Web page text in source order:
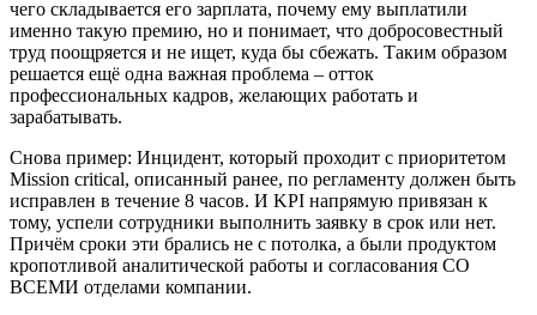
чего складывается его зарплата, почему ему выплатили
именно такую премию, но и понимает, что добросовестный
труд поощряется и не ищет, куда бы сбежать. Таким образом
решается ещё одна важная проблема – отток
профессиональных кадров, желающих работать и
зарабатывать.
Снова пример: Инцидент, который проходит с приоритетом
Mission critical, описанный ранее, по регламенту должен быть
исправлен в течение 8 часов. И KPI напрямую привязан к
тому, успели сотрудники выполнить заявку в срок или нет.
Причём сроки эти брались не с потолка, а были продуктом
кропотливой аналитической работы и согласования СО
ВСЕМИ отделами компании.